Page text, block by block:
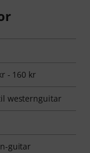
- 160 kr
westernguitar
guitar